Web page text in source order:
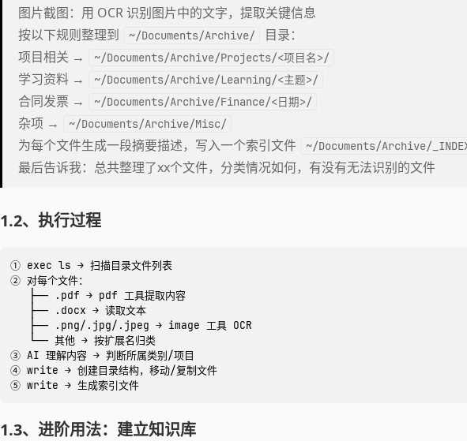
图片截图：用 OCR 识别图片中的文字，提取关键信息
按以下规则整理到
~/Documents/Archive/
目录：
项目相关 →
~/Documents/Archive/Projects/<项目名>/
学习资料 → ~/Documents/Archive/Learning/<主题>/
合同发票 → ~/Documents/Archive/Finance/<日期>/
杂项 → ~/Documents/Archive/Misc/
为每个文件生成一段摘要描述，写入一个索引文件 ~/Documents/Archive/
最后告诉我：总共整理了xx个文件，分类情况如何，有没有无法识别的文件
1.2、执行过程
① exec ls → 扫描目录文件列表
② 对每个文件：
   ├── .pdf → pdf 工具提取内容
   ├── .docx → 读取文本
   ├── .png/.jpg/.jpeg → image 工具 OCR
   └── 其他 → 按扩展名归类
③ AI 理解内容 → 判断所属类别/项目
④ write → 创建目录结构，移动/复制文件
1.3、进阶用法：建立知识库